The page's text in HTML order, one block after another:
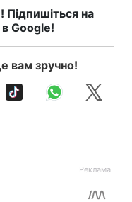
Підпишіться на
Google!
вам зручно!